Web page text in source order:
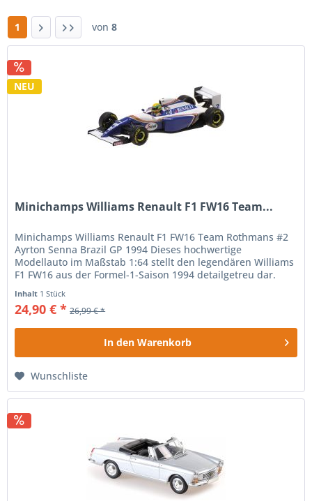
1 von 8
NEU
Minichamps Williams Renault F1 FW16 Team...
Minichamps Williams Renault F1 FW16 Team Rothmans #2
Ayrton Senna Brazil GP 1994 Dieses hochwertige
Modellauto im Maßstab 1:64 stellt den legendären Williams
F1 FW16 aus der Formel-1-Saison 1994 detailgetreu dar.
Inhalt 1 Stück
24,90 € * 26,99 € *
In den Warenkorb
Wunschliste